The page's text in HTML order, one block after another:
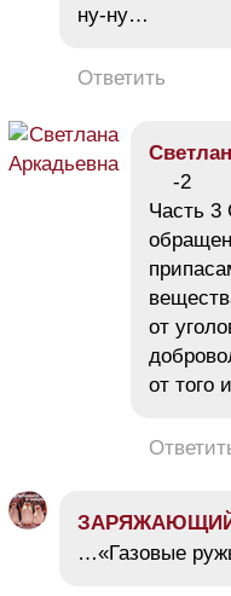
ну-ну…
Ответить
-2
Часть 3
от
от того
…«Газовые